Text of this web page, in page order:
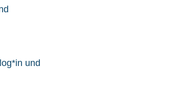
und